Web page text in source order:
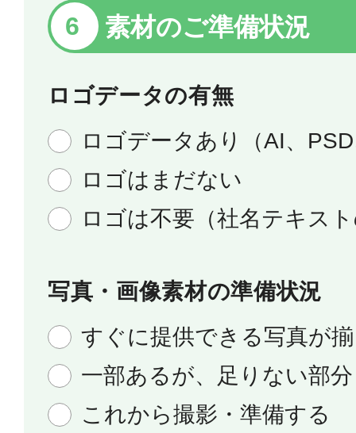
素材のご準備状況
ロゴデータの有無
ロゴデータあり（AI、
ロゴはまだない
ロゴは不要（社名テキス
写真・画像素材の準備状況
すぐに提供できる写真が
一部あるが、足りない部
これから撮影・準備する